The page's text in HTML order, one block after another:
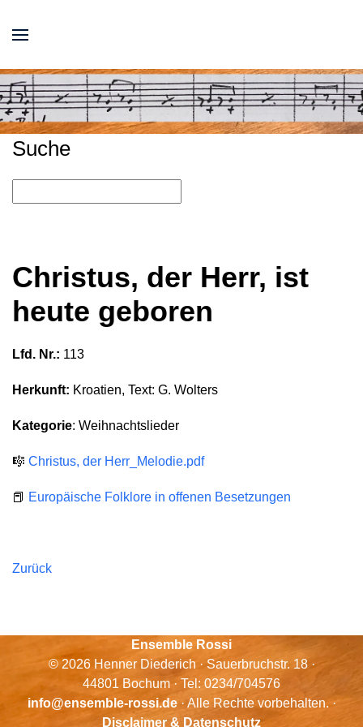
Suche
Christus, der Herr, ist
heute geboren
Lfd. Nr.: 113
Herkunft: Kroatien, Text: G. Wolters
Kategorie: Weihnachtslieder
🎼 Christus, der Herr_Melodie.pdf
📕 Europäische Folklore in offenen Besetzungen
Zurück
Ensemble Rossi
© 2026 Henner Diederich · Sauerbruchstr. 18 ·
44801 Bochum · Tel: 0234/704576
info@ensemble-rossi.de· Alle Rechte vorbehalten. ·
Disclaimer & Datenschutz